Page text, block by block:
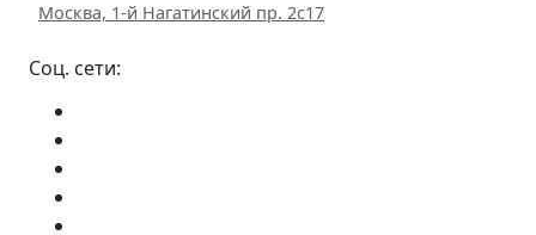
Москва, 1-й Нагатинский пр. 2с17
Соц. сети: